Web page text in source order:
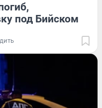
под Бийском